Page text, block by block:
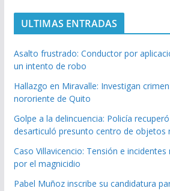
ULTIMAS ENTRADAS
Asalto frustrado: Conductor por
un intento de robo
Hallazgo en Miravalle: Investigan
nororiente de Quito
Golpe a la delincuencia: Policía
desarticuló presunto centro de objetos
Caso Villavicencio: Tensión e
por el magnicidio
Pabel Muñoz inscribe su candidatura